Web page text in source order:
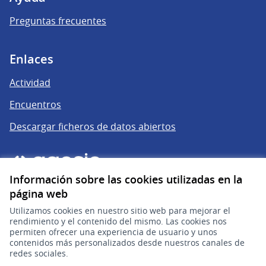
Información sobre las cookies utilizadas en la
página web
Utilizamos cookies en nuestro sitio web para mejorar el
rendimiento y el contenido del mismo. Las cookies nos
permiten ofrecer una experiencia de usuario y unos
contenidos más personalizados desde nuestros canales de
redes sociales.
arriba a la derecha, para estar al tanto de todas la
novedades.
electrónico: gobierno.abierto@consumidor.gub.uy
Preguntas frecuentes
Enlaces
Actividad
Encuentros
Descargar ficheros de datos abiertos
gub.uy
(Enlace externo)